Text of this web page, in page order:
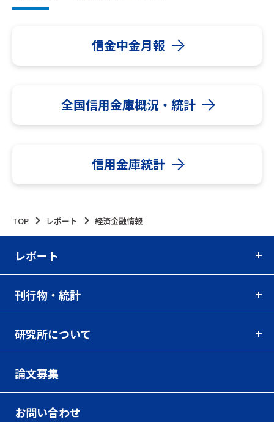
TOP レポート 経済金融情報
信金中金月報
全国信用金庫概況・統計
信用金庫統計
レポート
刊行物・統計
研究所について
論文募集
お問い合わせ